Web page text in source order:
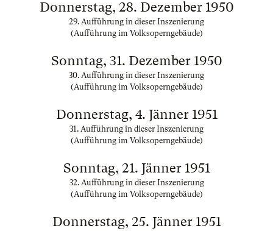
Donnerstag, 28. Dezember 1950
29. Aufführung in dieser Inszenierung
(Aufführung im Volksoperngebäude)
Sonntag, 31. Dezember 1950
30. Aufführung in dieser Inszenierung
(Aufführung im Volksoperngebäude)
Donnerstag, 4. Jänner 1951
31. Aufführung in dieser Inszenierung
(Aufführung im Volksoperngebäude)
Sonntag, 21. Jänner 1951
32. Aufführung in dieser Inszenierung
(Aufführung im Volksoperngebäude)
Donnerstag, 25. Jänner 1951